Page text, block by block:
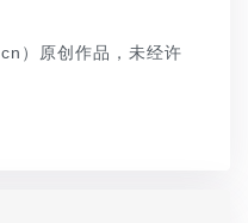
）原创作品，未经许